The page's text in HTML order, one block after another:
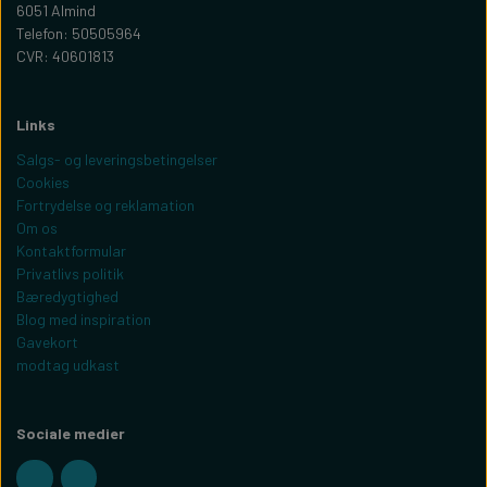
6051 Almind
Telefon: 50505964
CVR: 40601813
Links
Salgs- og leveringsbetingelser
Cookies
Fortrydelse og reklamation
Om os
Kontaktformular
Privatlivs politik
Bæredygtighed
Blog med inspiration
Gavekort
modtag udkast
Sociale medier